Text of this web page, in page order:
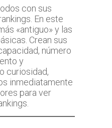
con sus
En este
«antiguo» y las
Crean sus
número
y
curiosidad,
inmediatamente
para ver